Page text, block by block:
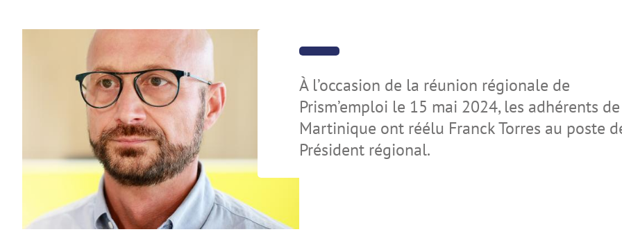
À l’occasion de la réunion régionale de
Prism’emploi le 15 mai 2024, les adhérents
Martinique ont réélu Franck Torres au poste
Président régional.